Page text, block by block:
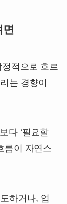
적으로 흐르
는 경향이
다 ‘필요할
름이 자연스
하거나, 업